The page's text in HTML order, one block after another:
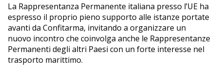
La Rappresentanza Permanente italiana presso l’UE ha
espresso il proprio pieno supporto alle istanze portate
avanti da Confitarma, invitando a organizzare un
nuovo incontro che coinvolga anche le Rappresentanze
Permanenti degli altri Paesi con un forte interesse nel
trasporto marittimo.